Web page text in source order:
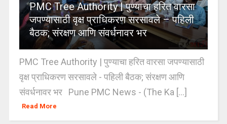
PMC Tree Authority | पुण्याचा हरित वारसा
जपण्यासाठी वृक्ष प्राधिकरण सरसावले – पहिली
बैठक; संरक्षण आणि संवर्धनावर भर
PMC Tree Authority | पुण्याचा हरित वारसा जपण्यासाठी
वृक्ष प्राधिकरण सरसावले - पहिली बैठक; संरक्षण आणि
संवर्धनावर भर Pune PMC News - (The Ka [...]
Read More